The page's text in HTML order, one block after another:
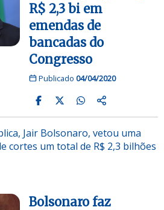
R$ 2,3 bi em
emendas de
bancadas do
Congresso
Publicado 04/04/2020
Jair Bolsonaro, vetou uma
cortes um total de R$ 2,3 bilhões
Bolsonaro faz